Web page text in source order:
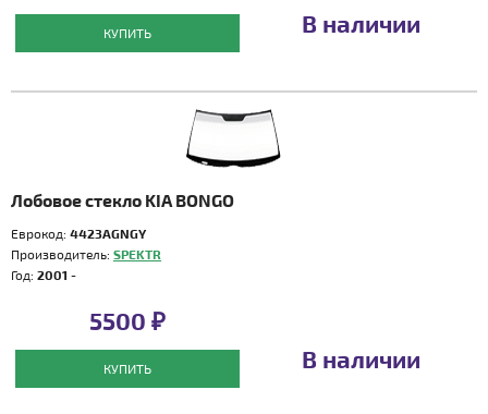
КУПИТЬ В наличии
Лобовое стекло KIA BONGO
Еврокод: 4423AGNGY
Производитель: SPEKTR
Год: 2001 -
5500 ₽
КУПИТЬ В наличии